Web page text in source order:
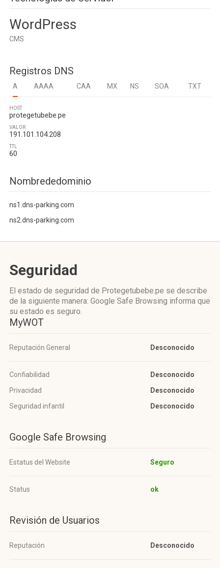
WordPress
CMS
Registros DNS
A AAAA CAA MX NS SOA TXT
HOST
protegetubebe.pe
VALOR
191.101.104.208
TTL
60
Nombrededominio
ns1.dns-parking.com
ns2.dns-parking.com
Seguridad
El estado de seguridad de Protegetubebe.pe se describe
de la siguiente manera: Google Safe Browsing informa que
su estado es seguro.
MyWOT
Reputación General Desconocido
Confiabilidad
Desconocido
Privacidad
Desconocido
Seguridad infantil
Desconocido
Google Safe Browsing
Estatus del Website Seguro
Status ok
Revisión de Usuarios
Reputación Desconocido